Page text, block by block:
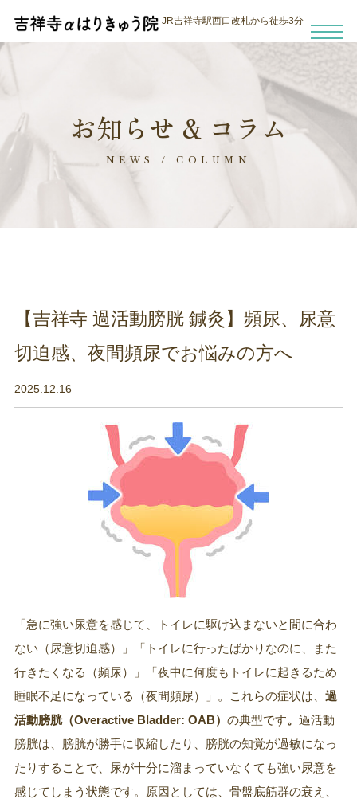
JR吉祥寺駅西口改札から徒歩3分
お知らせ & コラム
NEWS / COLUMN
【吉祥寺 過活動膀胱 鍼灸】頻尿、尿意
切迫感、夜間頻尿でお悩みの方へ
2025.12.16
「急に強い尿意を感じて、トイレに駆け込まないと間に合わ
ない（尿意切迫感）」「トイレに行ったばかりなのに、また
行きたくなる（頻尿）」「夜中に何度もトイレに起きるため
睡眠不足になっている（夜間頻尿）」。これらの症状は、 過
活動膀胱（Overactive Bladder: OAB） の典型です。 過活動
膀胱は、膀胱が勝手に収縮したり、膀胱の知覚が過敏になっ
たりすることで、尿が十分に溜まっていなくても強い尿意を
感じてしまう状態です。原因としては、骨盤底筋群の衰え、